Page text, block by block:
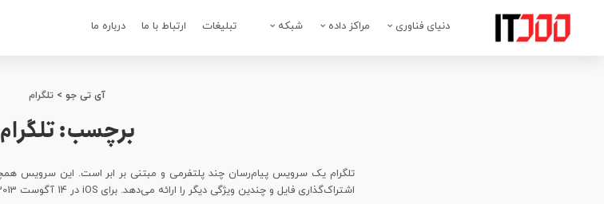
دنیای فناوری مراکز داده شبکه تبلیغات ارتباط با ما درباره ما
آی تی جو > تلگرام
برچسب:تلگرام
اشتراک‌گذاری فایل و چندین ویژگی دیگر را ارائه می‌دهد. برای iOS در 14 آگوست 2013 و اندروید در 20 اکتبر 2013 معرفی شد.